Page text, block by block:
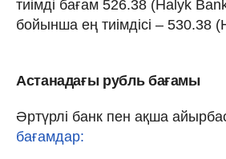
тиімді бағам 526.38 (Halyk
бойынша ең тиімдісі – 530.38
Астанадағы рубль бағамы
Әртүрлі банк пен ақша
бағамдар: